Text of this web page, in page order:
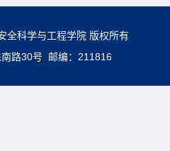
全科学与工程学院 版权所有
路30号 邮编：211816